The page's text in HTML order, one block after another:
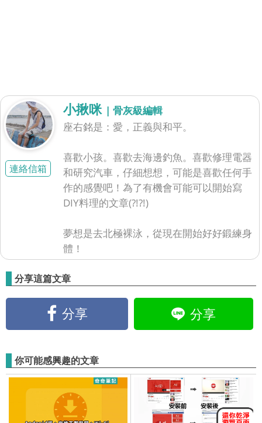
連絡信箱
小揪咪 | 骨灰級編輯
座右銘是：愛，正義與和平。
喜歡小孩。喜歡去海邊釣魚。喜歡修理電器
和研究汽車，仔細想想，可能是喜歡任何手
作的感覺吧！為了有機會可能可以開始寫
DIY料理的文章(?!?!)
夢想是去北極裸泳，從現在開始好好鍛練身
體！
分享這篇文章
分享 分享
你可能感興趣的文章